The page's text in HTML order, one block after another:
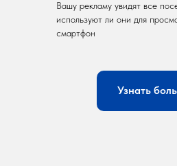
Вашу рекламу увидят все
используют ли они для
смартфон
Узнать